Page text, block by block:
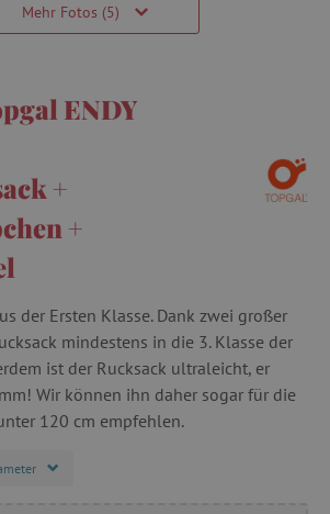
Mehr Fotos (5)
ENDY
+
+
der Ersten Klasse. Dank zwei großer
mindestens in die 3. Klasse der
ist der Rucksack ultraleicht, er
Wir können ihn daher sogar für die
120 cm empfehlen.